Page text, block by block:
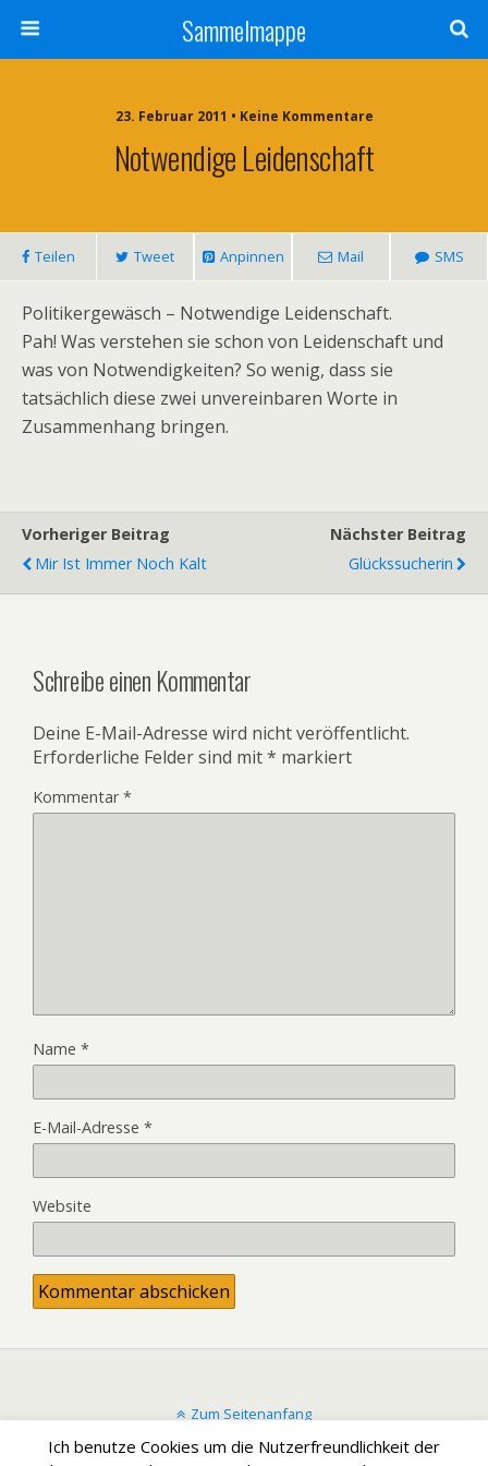
Sammelmappe
23. Februar 2011 • Keine Kommentare
Notwendige Leidenschaft
Teilen Tweet Anpinnen Mail SMS
Politikergewäsch – Notwendige Leidenschaft.
Pah! Was verstehen sie schon von Leidenschaft und
was von Notwendigkeiten? So wenig, dass sie
tatsächlich diese zwei unvereinbaren Worte in
Zusammenhang bringen.
Vorheriger Beitrag
Mir Ist Immer Noch Kalt
Nächster Beitrag
Glückssucherin
Schreibe einen Kommentar
Deine E-Mail-Adresse wird nicht veröffentlicht.
Erforderliche Felder sind mit* markiert
Kommentar*
Name *
E-Mail-Adresse *
Website
Zum Seitenanfang
Ich benutze Cookies um die Nutzerfreundlichkeit der